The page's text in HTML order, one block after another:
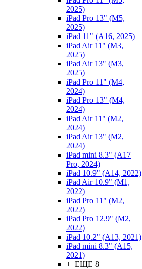
2025)
iPad Pro 13" (M5,
2025)
iPad 11" (A16, 2025)
iPad Air 11" (M3,
2025)
iPad Air 13" (M3,
2025)
iPad Pro 11" (M4,
2024)
iPad Pro 13" (M4,
2024)
iPad Air 11" (M2,
2024)
iPad Air 13" (M2,
2024)
iPad mini 8.3" (A17
Pro, 2024)
iPad 10.9" (A14, 2022)
iPad Air 10.9" (M1,
2022)
iPad Pro 11" (M2,
2022)
iPad Pro 12.9" (M2,
2022)
iPad 10.2" (A13, 2021)
iPad mini 8.3" (A15,
2021)
+ ЕЩЕ 8